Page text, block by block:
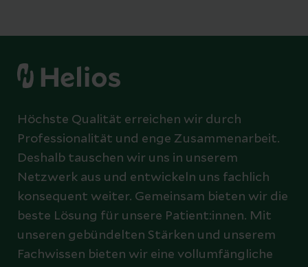
Höchste Qualität erreichen wir durch
Professionalität und enge Zusammenarbeit.
Deshalb tauschen wir uns in unserem
Netzwerk aus und entwickeln uns fachlich
konsequent weiter. Gemeinsam bieten wir die
beste Lösung für unsere Patient:innen. Mit
unseren gebündelten Stärken und unserem
Fachwissen bieten wir eine vollumfängliche